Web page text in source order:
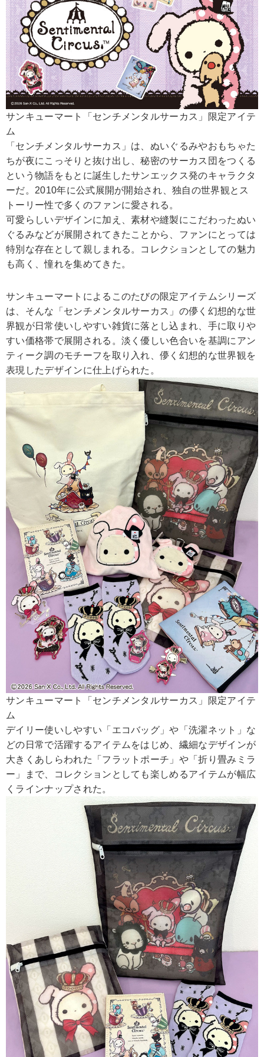
サンキューマート「センチメンタルサーカス」限定アイテ
ム
「センチメンタルサーカス」は、ぬいぐるみやおもちゃた
ちが夜にこっそりと抜け出し、秘密のサーカス団をつくる
という物語をもとに誕生したサンエックス発のキャラクタ
ーだ。2010年に公式展開が開始され、独自の世界観とス
トーリー性で多くのファンに愛される。
可愛らしいデザインに加え、素材や縫製にこだわったぬい
ぐるみなどが展開されてきたことから、ファンにとっては
特別な存在として親しまれる。コレクションとしての魅力
も高く、憧れを集めてきた。
サンキューマートによるこのたびの限定アイテムシリーズ
は、そんな「センチメンタルサーカス」の儚く幻想的な世
界観が日常使いしやすい雑貨に落とし込まれ、手に取りや
すい価格帯で展開される。淡く優しい色合いを基調にアン
ティーク調のモチーフを取り入れ、儚く幻想的な世界観を
表現したデザインに仕上げられた。
サンキューマート「センチメンタルサーカス」限定アイテ
ム
デイリー使いしやすい「エコバッグ」や「洗濯ネット」な
どの日常で活躍するアイテムをはじめ、繊細なデザインが
大きくあしらわれた「フラットポーチ」や「折り畳みミラ
ー」まで、コレクションとしても楽しめるアイテムが幅広
くラインナップされた。